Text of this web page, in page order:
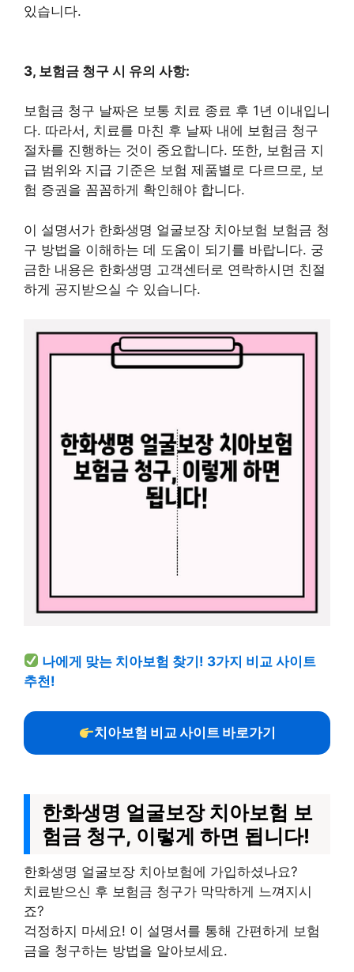
있습니다.
3, 보험금 청구 시 유의 사항:
보험금 청구 날짜은 보통 치료 종료 후 1년 이내입니
다. 따라서, 치료를 마친 후 날짜 내에 보험금 청구
절차를 진행하는 것이 중요합니다. 또한, 보험금 지
급 범위와 지급 기준은 보험 제품별로 다르므로, 보
험 증권을 꼼꼼하게 확인해야 합니다.
이 설명서가 한화생명 얼굴보장 치아보험 보험금 청
구 방법을 이해하는 데 도움이 되기를 바랍니다. 궁
금한 내용은 한화생명 고객센터로 연락하시면 친절
하게 공지받으실 수 있습니다.
나에게 맞는 치아보험 찾기! 3가지 비교 사이트
추천!
치아보험 비교 사이트 바로가기
한화생명 얼굴보장 치아보험 보
험금 청구, 이렇게 하면 됩니다!
한화생명 얼굴보장 치아보험에 가입하셨나요?
치료받으신 후 보험금 청구가 막막하게 느껴지시
죠?
걱정하지 마세요! 이 설명서를 통해 간편하게 보험
금을 청구하는 방법을 알아보세요.